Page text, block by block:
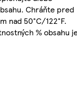
Chráňte pred
nad 50°C/122°F.
% obsahu